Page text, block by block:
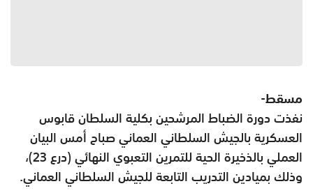
مسقط-
نفذت دورة الضباط المرشحين بكلية السلطان قابوس
العسكرية بالجيش السلطاني العماني صباح أمس البيان
العملي بالذخيرة الحية للتمرين التعبوي النهائي (درع 23)،
وذلك بميادين التدريب التابعة للجيش السلطاني العماني.